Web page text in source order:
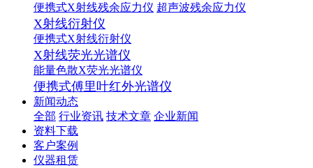
便携式X射线残余应力仪 超声波残余应力仪
X射线衍射仪
便携式X射线衍射仪
X射线荧光光谱仪
能量色散X荧光光谱仪
便携式傅里叶红外光谱仪
新闻动态
全部 行业资讯 技术文章 企业新闻
资料下载
客户案例
仪器租赁